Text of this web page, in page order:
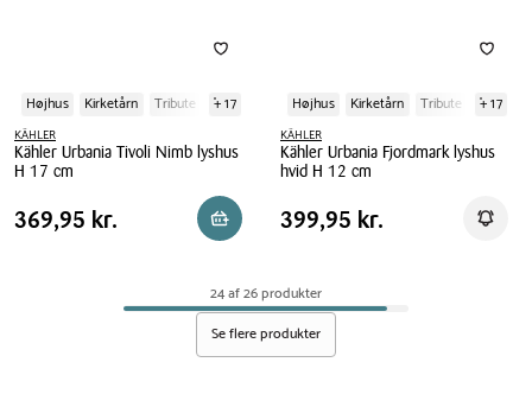
Højhus Kirketårn Tribute + 17
KÄHLER
Kähler Urbania Tivoli Nimb lyshus
H 17 cm
Kähler
Urbania
Pris
Pris 369,95 kr.
369,95 kr. Reservér i butik
Højhus Kirketårn Tribute + 17
KÄHLER
Kähler Urbania Fjordmark lyshus
hvid H 12 cm
Kähler
Urbania
lyshus
hvid
H
12
Pris
Pris 399,95 kr.
399,95 kr. Få
24 af 26 produkter
Se flere produkter